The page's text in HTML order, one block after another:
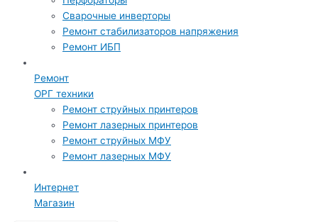
Сварочные инверторы
Ремонт стабилизаторов напряжения
Ремонт ИБП
Ремонт
ОРГ техники
Ремонт струйных принтеров
Ремонт лазерных принтеров
Ремонт струйных МФУ
Ремонт лазерных МФУ
Интернет
Магазин